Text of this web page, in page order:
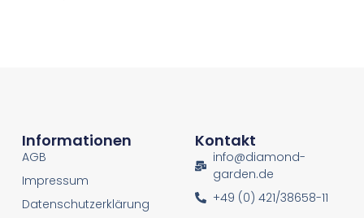
Informationen
AGB
Impressum
Datenschutzerklärung
Kontakt
info@diamond-
garden.de
+49 (0) 421/38658-11